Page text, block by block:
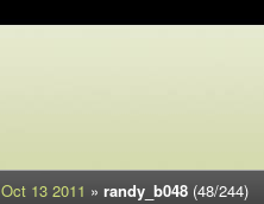
Oct 13 2011 » randy_b048 (48/244)